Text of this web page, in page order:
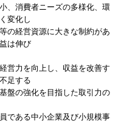
消費者ニーズの多様化、環
変化し
の経営資源に大きな制約があ
は伸び
力を向上し、収益を改善す
足する
盤の強化を目指した取引力の
ある中小企業及び小規模事